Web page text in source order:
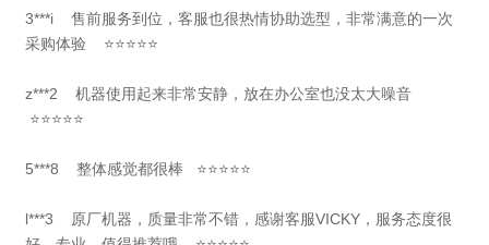
3***i 售前服务到位，客服也很热情协助选型，非常满意的一次
采购体验 ⭐⭐⭐⭐⭐
z***2 机器使用起来非常安静，放在办公室也没太大噪音
⭐⭐⭐⭐⭐
5***8 整体感觉都很棒 ⭐⭐⭐⭐⭐
l***3 原厂机器，质量非常不错，感谢客服VICKY，服务态度很